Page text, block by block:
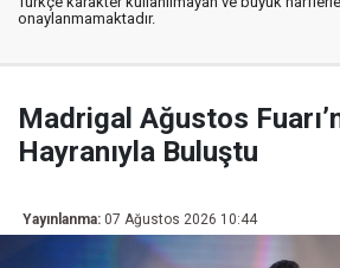
onaylanmamaktadır.
Madrigal Ağustos
Hayranıyla Buluştu
Yayınlanma: 07 Ağustos 2026 10:44